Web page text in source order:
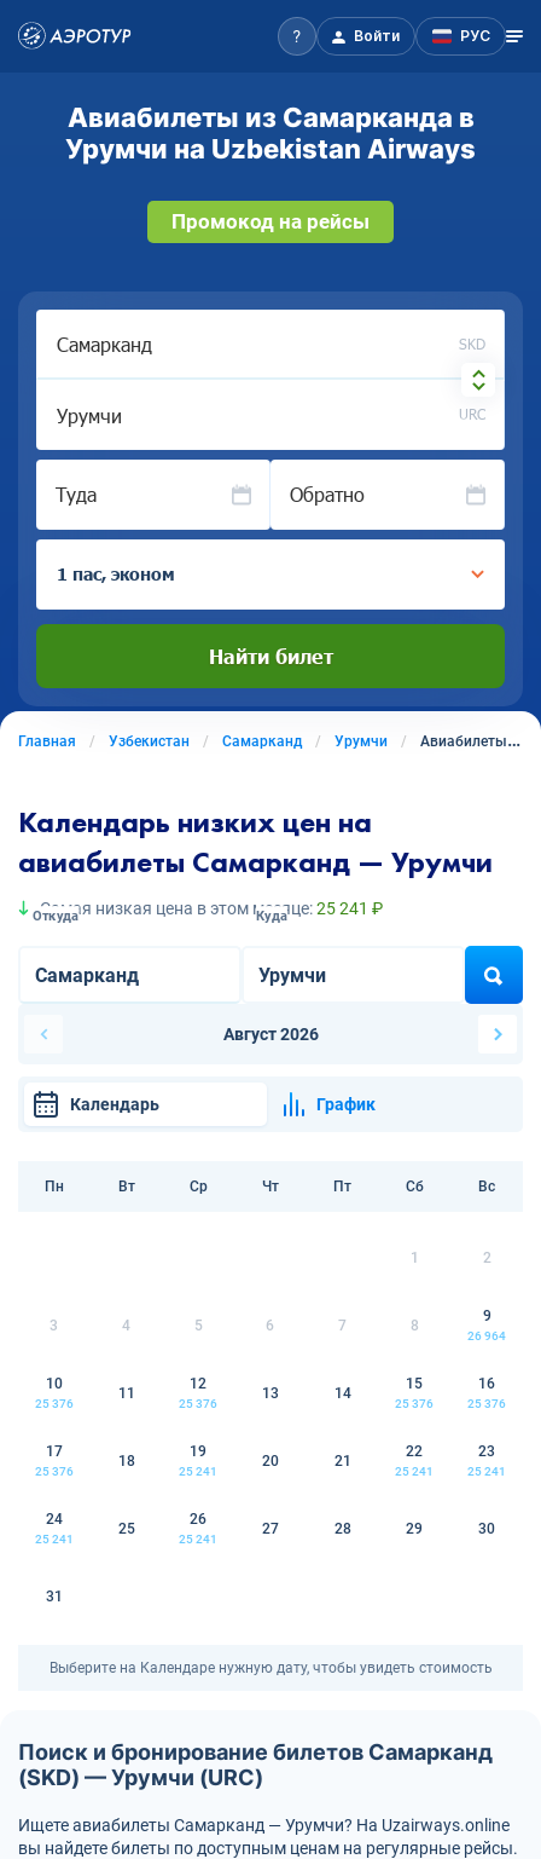
Войти РУС
Авиабилеты из Самарканда в
Урумчи на Uzbekistan Airways
Промокод на рейсы
SKD
URC
Туда Обратно
1 пас, эконом
Найти билет
Главная Узбекистан Самарканд Урумчи Авиабилеты из Самарканда в Урумчи
Календарь низких цен на
авиабилеты Самарканд — Урумчи
Самая низкая цена в этом месяце:25 241 ₽
Откуда Куда
Август 2026
Календарь График
Пн Вт Ср Чт Пт Сб Вс
1 2
3 4 5 6 7 8
9
26 964
10
25 376
11
12
25 376
13 14
15
25 376
16
25 376
17
25 376
18
19
25 241
20 21
22
25 241
23
25 241
24
25 241
25
26
25 241
27 28 29 30
31
Выберите на Календаре нужную дату, чтобы увидеть стоимость
Поиск и бронирование билетов Самарканд
(SKD) — Урумчи (URC)
Ищете авиабилеты Самарканд — Урумчи? На Uzairways.online
вы найдете билеты по доступным ценам на регулярные рейсы.